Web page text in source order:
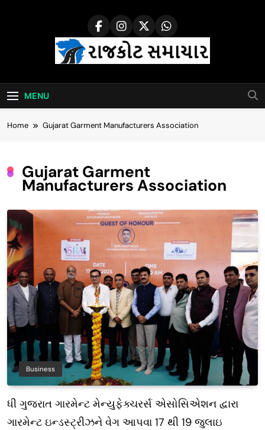
Rajkot Samachar
MENU
Home Gujarat Garment Manufacturers Association
Gujarat Garment
Manufacturers Association
Business
ધી ગુજરાત ગારમેન્ટ મેન્યુફેક્ચરર્સ એસોસિએશન દ્વારા
ગારમેન્ટ ઇન્ડસ્ટ્રીઝને વેગ આપવા 17 થી 19 જુલાઇ